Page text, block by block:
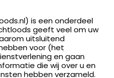
- 17:00 én 18:00 - 21:00
is een onderdeel
geeft veel om uw
uitsluitend
voor (het
en gaan
die wij over u en
hebben verzameld.